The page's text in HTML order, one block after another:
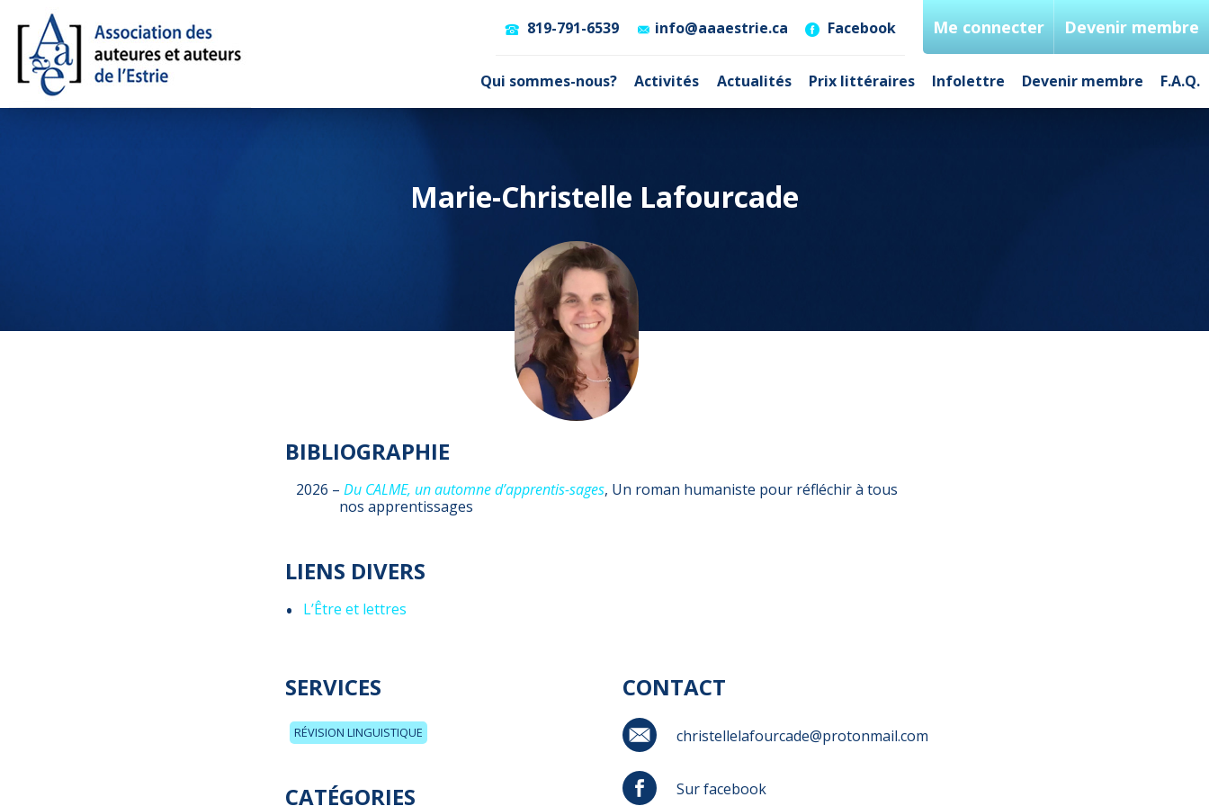
Qui sommes-nous? Activités Actualités Prix littéraires Infolettre Devenir membre F.A.Q.
819-791-6539 info@aaaestrie.ca Facebook Me connecter Devenir membre
Marie-Christelle Lafourcade
BIBLIOGRAPHIE
2026 – Du CALME, un automne d’apprentis-sages, Un roman humaniste pour réfléchir à tous
nos apprentissages
LIENS DIVERS
L’Être et lettres
SERVICES
RÉVISION LINGUISTIQUE
CATÉGORIES
CONTACT
christellelafourcade@protonmail.com
Sur facebook